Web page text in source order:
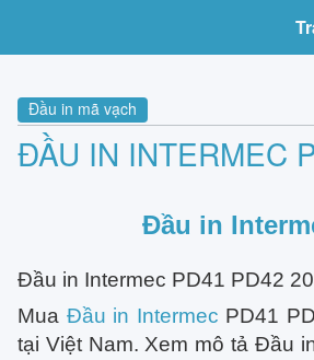
Đầu in mã vạch
ĐẦU IN INTERMEC
Đầu in
Đầu in Intermec PD41 PD42
Mua Đầu in Intermec PD41
tại Việt Nam. Xem mô tả Đầu